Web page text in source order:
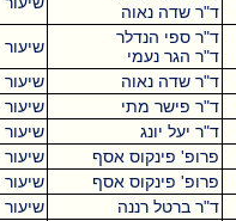
שיעור 16:00
שיעור
10:00
שיעור
14:00
שיעור
18:00
שיעור 12:00
שיעור 14:00
שיעור 10:00